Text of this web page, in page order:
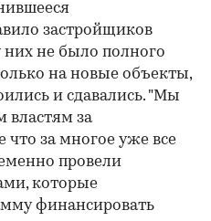
застройщиков
них не было полного
на новые объекты,
и сдавались. "Мы
властям за
что за многое уже все
провели
которые
финансировать